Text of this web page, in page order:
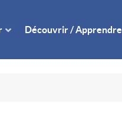
Découvrir / Apprendre